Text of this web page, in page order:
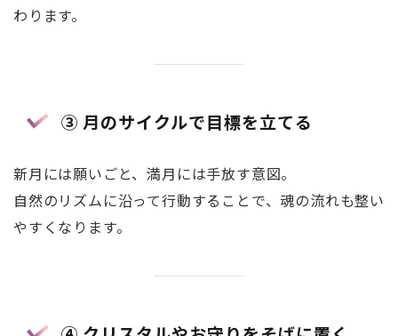
わります。
③ 月のサイクルで目標を立てる
新月には願いごと、満月には手放す意図。
自然のリズムに沿って行動することで、魂の流れも整い
やすくなります。